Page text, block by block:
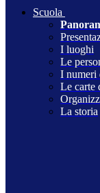
Scuola
I luoghi
Le
I numeri
Le carte
La storia